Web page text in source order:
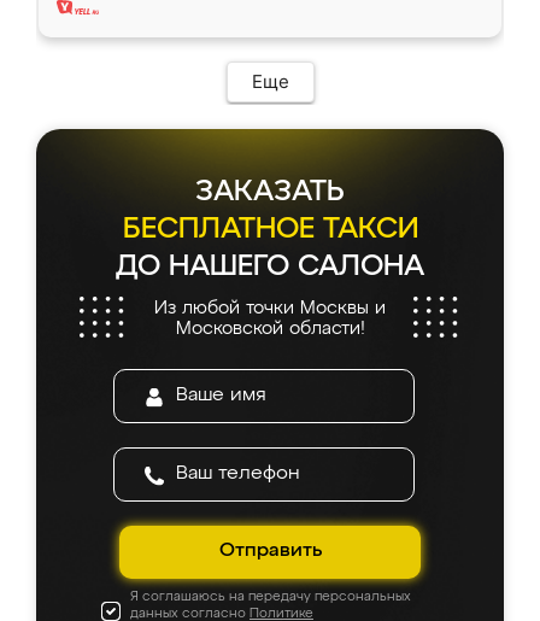
Еще
ЗАКАЗАТЬ
БЕСПЛАТНОЕ ТАКСИ
ДО НАШЕГО САЛОНА
Из любой точки Москвы и
Московской области!
Отправить
Я соглашаюсь на передачу персональных
данных согласно Политике